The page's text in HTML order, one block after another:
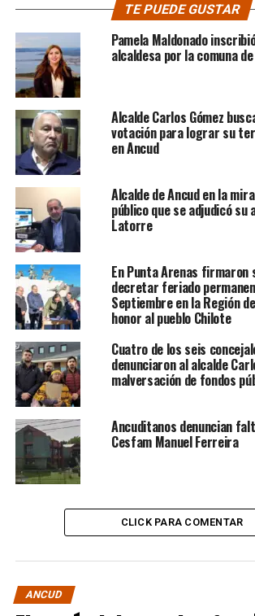
TE PUEDE GUSTAR
Pamela Maldonado
alcaldesa por la comuna
Alcalde Carlos Gómez
votación para lograr su
en Ancud
Alcalde de Ancud en la
público que se adjudicó su
Latorre
En Punta Arenas
decretar feriado
Septiembre en la Región
honor al pueblo Chilote
Cuatro de los seis
denunciaron al alcalde
malversación de fondos
Ancuditanos denuncian
Cesfam Manuel Ferreira
CLICK PARA COMENTAR
ANCUD